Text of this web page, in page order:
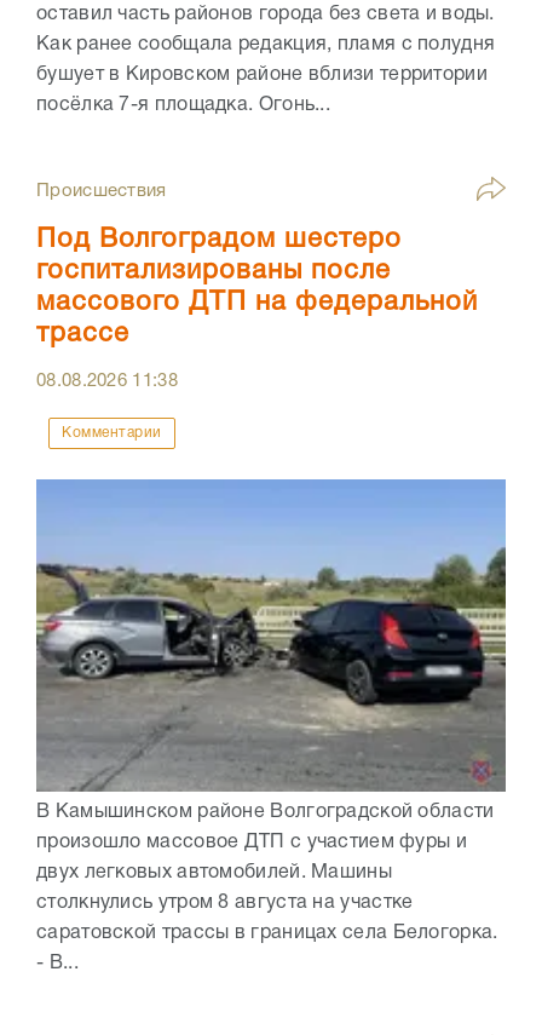
оставил часть районов города без света и воды.
Как ранее сообщала редакция, пламя с полудня
бушует в Кировском районе вблизи территории
посёлка 7-я площадка. Огонь...
Происшествия
Под Волгоградом шестеро
госпитализированы после
массового ДТП на федеральной
трассе
08.08.2026 11:38
Комментарии
В Камышинском районе Волгоградской области
произошло массовое ДТП с участием фуры и
двух легковых автомобилей. Машины
столкнулись утром 8 августа на участке
саратовской трассы в границах села Белогорка.
- В...